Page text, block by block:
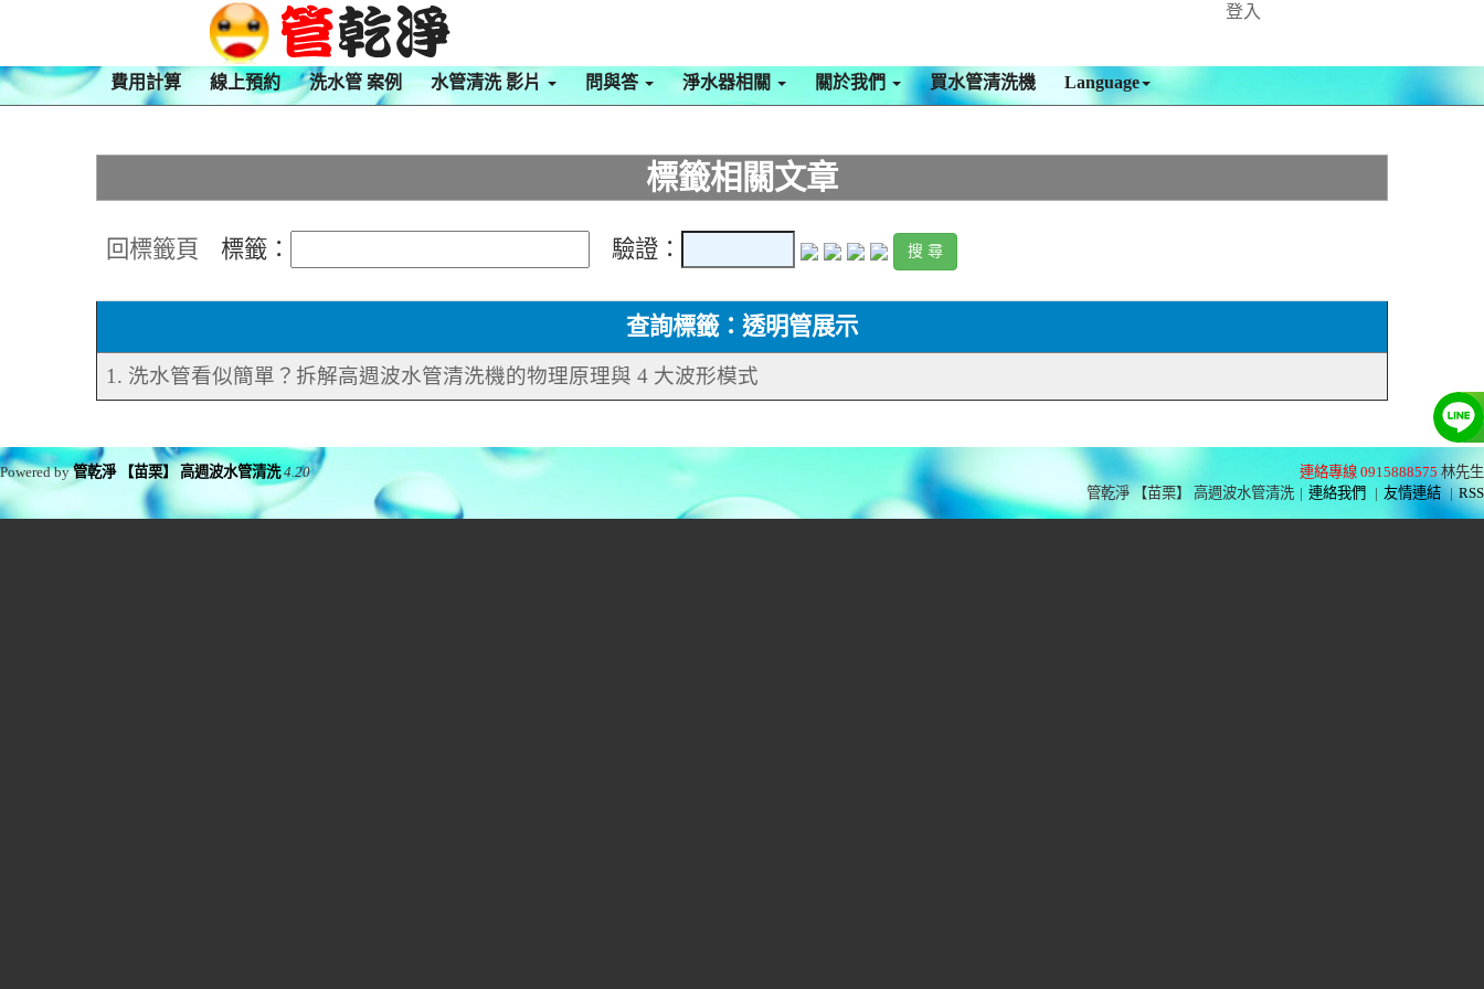
登入
費用計算 線上預約 洗水管 案例 水管清洗 影片 問與答 淨水器相關 關於我們 買水管清洗機 Language
標籤相關文章
回標籤頁 標籤： 驗證：
查詢標籤：透明管展示
1. 洗水管看似簡單？拆解高週波水管清洗機的物理原理與 4 大波形模式
連絡專線 0915888575 林先生
管乾淨 【苗栗】 高週波水管清洗 | 連絡我們 | 友情連結 | RSS
Powered by管乾淨 【苗栗】 高週波水管清洗 4.20